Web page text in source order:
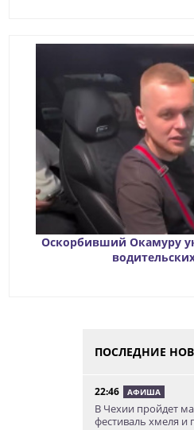
Оскорбивший Окамуру
ПОСЛЕДНИЕ
22:46 АФИША
В Чехии пройдет
фестиваль хмеля и